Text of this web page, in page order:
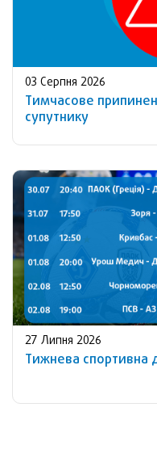
03 Серпня 2026
Тимчасове
супутнику
27 Липня 2026
Тижнева спортивна